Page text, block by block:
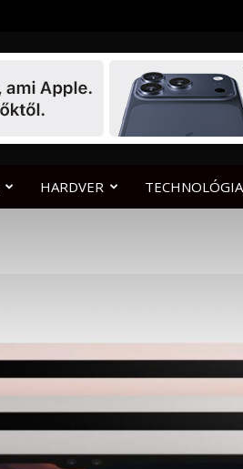
HARDVER TECHNOLÓGIA